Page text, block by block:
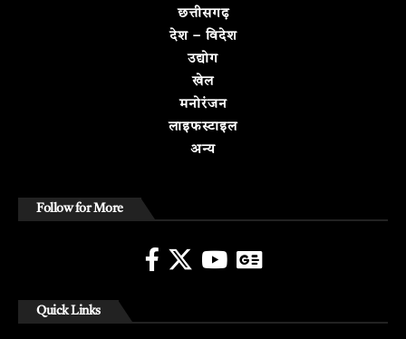
छत्तीसगढ़
देश – विदेश
उद्योग
खेल
मनोरंजन
लाइफस्टाइल
अन्य
Follow for More
Quick Links